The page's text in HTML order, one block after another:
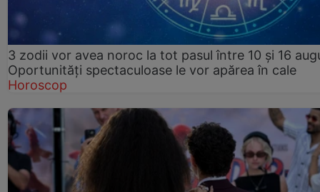
3 zodii vor avea noroc la tot pasul între 10 și 16
Oportunități spectaculoase le vor apărea în cale
Horoscop